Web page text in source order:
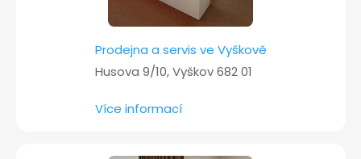
Prodejna a servis ve Vyškově
Husova 9/10, Vyškov 682 01
Více informací